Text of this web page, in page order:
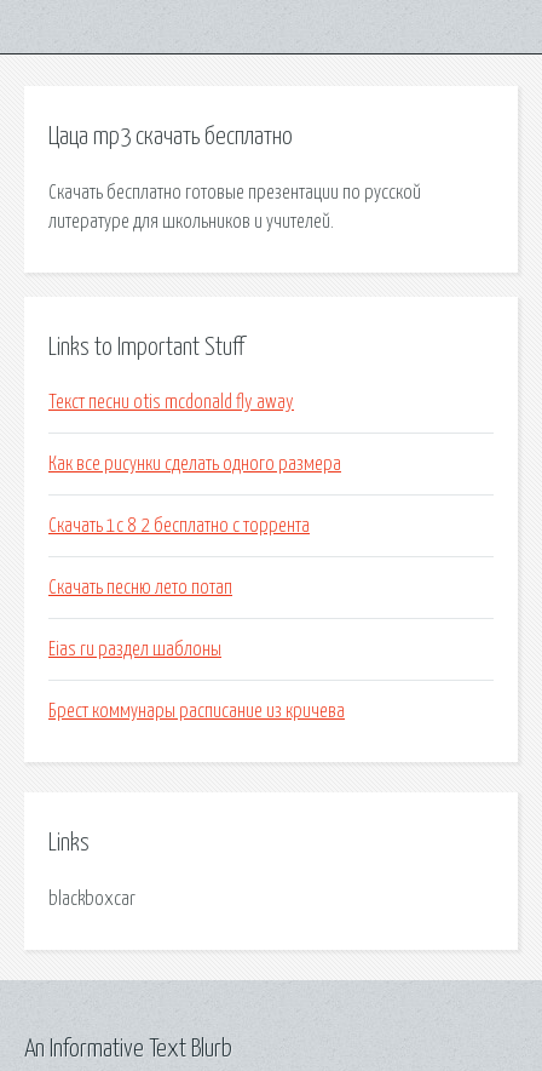
Цаца mp3 скачать бесплатно
Скачать бесплатно готовые презентации по русской
литературе для школьников и учителей.
Links to Important Stuff
Текст песни otis mcdonald fly away
Как все рисунки сделать одного размера
Скачать 1с 8 2 бесплатно с торрента
Скачать песню лето потап
Eias ru раздел шаблоны
Брест коммунары расписание из кричева
Links
blackboxcar
An Informative Text Blurb